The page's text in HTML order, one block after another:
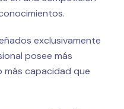
exclusivamente
posee más
más capacidad que